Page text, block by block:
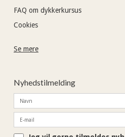
FAQ om dykkerkursus
Cookies
Se mere
Nyhedstilmelding